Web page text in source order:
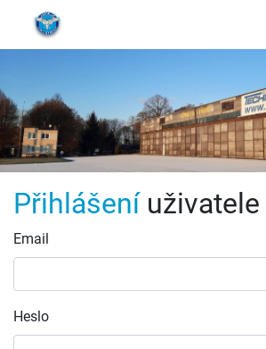
Přihlášeníuživatele
Email
Heslo